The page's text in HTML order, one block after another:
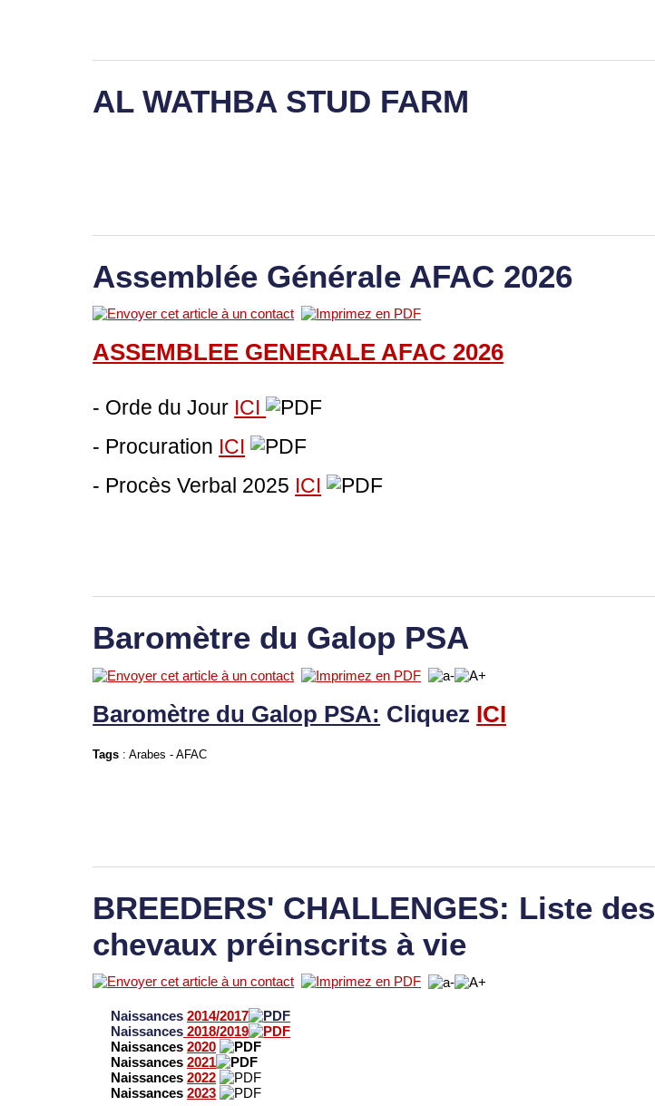
AL WATHBA STUD FARM
Assemblée Générale AFAC 2026
ASSEMBLEE GENERALE AFAC2026
- Orde du Jour ICI
- Procuration ICI
- Procès Verbal 2025 ICI
Baromètre du Galop PSA
Baromètre du Galop PSA: Cliquez ICI
Tags :Arabes -AFAC
BREEDERS' CHALLENGES: Liste des
chevaux préinscrits à vie
Naissances2014/2017
Naissances 2018/2019
Naissances2020
Naissances2021
Naissances 2022
Naissances 2023